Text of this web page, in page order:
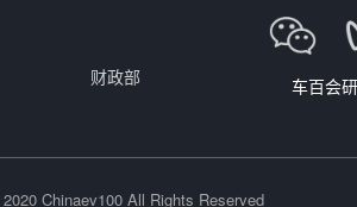
财政部
车百会
2020 Chinaev100 All Rights Reserved